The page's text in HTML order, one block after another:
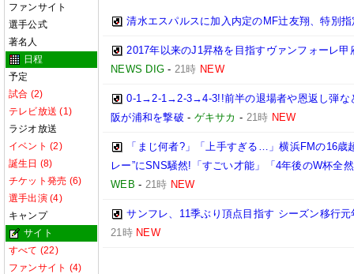
ファンサイト
選手公式
著名人
日程
予定
試合 (2)
テレビ放送 (1)
ラジオ放送
イベント (2)
誕生日 (8)
チケット発売 (6)
選手出演 (4)
キャンプ
サイト
すべて (22)
ファンサイト (4)
清水エスパルスに加入内定のMF辻友翔、特別
2017年以来のJ1昇格を目指すヴァンフォーレ
NEWS DIG - 21時 NEW
0-1→2-1→2-3→4-3!!前半の退場者や恩返し弾な
阪が浦和を撃破 - ゲキサカ - 21時 NEW
「まじ何者?」「上手すぎる…」横浜FMの16歳
レー”にSNS騒然!「すごい才能」「4年後のW杯全
WEB - 21時 NEW
サンフレ、11季ぶり頂点目指す シーズン移行
21時 NEW